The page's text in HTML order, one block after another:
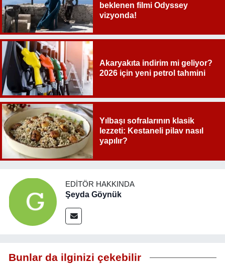
beklenen filmi Odyssey
vizyonda!
Akaryakıta indirim mi geliyor?
2026 için yeni petrol tahmini
Yılbaşı sofralarının klasik
lezzeti: Kestaneli pilav nasıl
yapılır?
EDITÖR HAKKINDA
Şeyda Göynük
Bunlar da ilginizi çekebilir